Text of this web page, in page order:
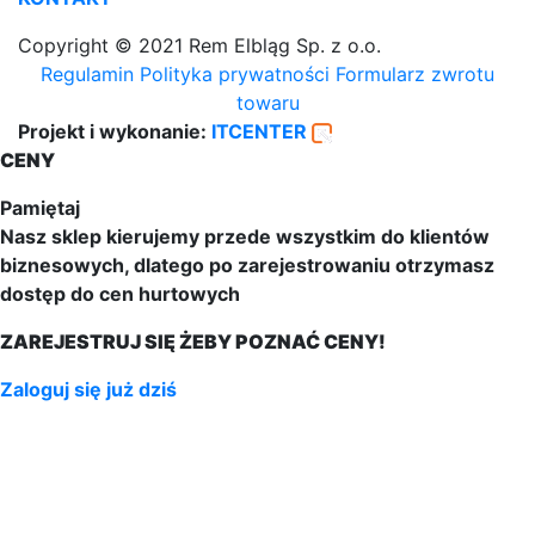
Copyright © 2021 Rem Elbląg Sp. z o.o.
Regulamin Polityka prywatności Formularz zwrotu
towaru
Projekt i wykonanie: ITCENTER
CENY
Pamiętaj
Nasz sklep kierujemy przede wszystkim do klientów
biznesowych, dlatego po zarejestrowaniu otrzymasz
dostęp do cen hurtowych
ZAREJESTRUJ SIĘ ŻEBY POZNAĆ CENY!
Zaloguj się już dziś